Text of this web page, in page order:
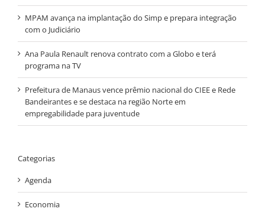
MPAM avança na implantação do Simp e prepara integração
com o Judiciário
Ana Paula Renault renova contrato com a Globo e terá
programa na TV
Prefeitura de Manaus vence prêmio nacional do CIEE e Rede
Bandeirantes e se destaca na região Norte em
empregabilidade para juventude
Categorias
Agenda
Economia